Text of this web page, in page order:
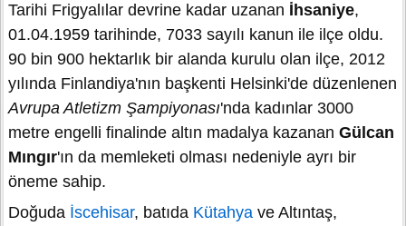
Tarihi Frigyalılar devrine kadar uzanan İhsaniye,
01.04.1959 tarihinde, 7033 sayılı kanun ile ilçe oldu.
90 bin 900 hektarlık bir alanda kurulu olan ilçe, 2012
yılında Finlandiya'nın başkenti Helsinki'de düzenlenen
Avrupa Atletizm Şampiyonası'nda kadınlar 3000
metre engelli finalinde altın madalya kazanan Gülcan
Mıngır'ın da memleketi olması nedeniyle ayrı bir
öneme sahip.
Doğuda İscehisar, batıda Kütahya ve Altıntaş,